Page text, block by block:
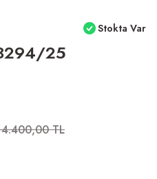
25
Stokta Var
TL